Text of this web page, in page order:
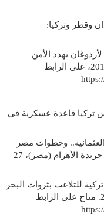
وقطر وتركيا:
يهدد الأمن
القومي العربي، مبتدا (مصر)، 26 ديسمبر 2017، على الرابط
تركيا قاعدة عسكرية في
وخطوات مصر
الاستباقية حائط صد أمام تهديدات الجنوب، جريدة الأهرام (مصر)، 27
للتلاعب بثروات البحر
الأحمر، موقع مبتدا (مصر)، 27 ديسمبر 2017. متاح على الرابط